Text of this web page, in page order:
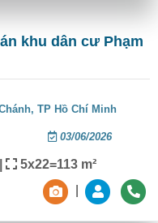
khu dân cư Phạm
TP Hồ Chí Minh
03/06/2026
| 5x22=113 m²